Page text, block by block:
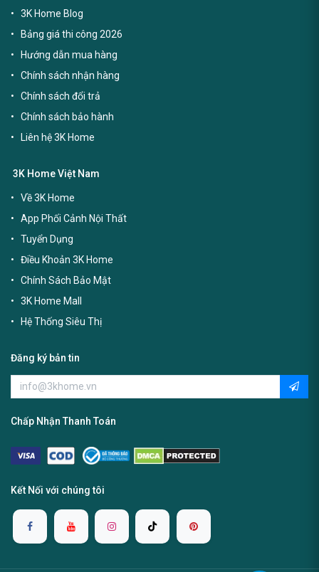
3K Home Blog
Bảng giá thi công 2026
Hướng dẫn mua hàng
Chính sách nhận hàng
Chính sách đổi trả
Chính sách bảo hành
Liên hệ 3K Home
3K Home Việt Nam
Về 3K Home
App Phối Cảnh Nội Thất
Tuyển Dụng
Điều Khoản 3K Home
Chính Sách Bảo Mật
3K Home Mall
Hệ Thống Siêu Thị
Đăng ký bản tin
Chấp Nhận Thanh Toán
Kết Nối với chúng tôi